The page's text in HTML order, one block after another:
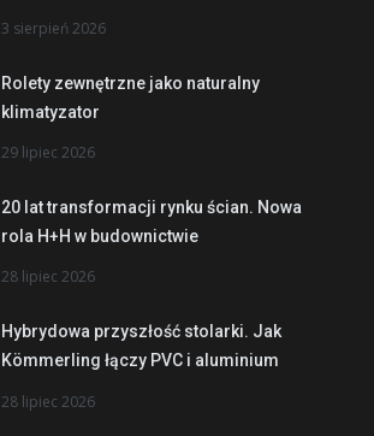
3 sierpień 2026
Rolety zewnętrzne jako naturalny
klimatyzator
29 lipiec 2026
20 lat transformacji rynku ścian. Nowa
rola H+H w budownictwie
28 lipiec 2026
Hybrydowa przyszłość stolarki. Jak
Kömmerling łączy PVC i aluminium
28 lipiec 2026